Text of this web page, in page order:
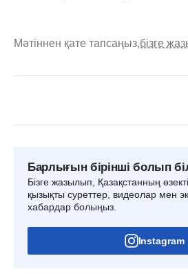
Мәтіннен қате тапсаңыз,бізге
Барлығын бірінші болып
Бізге жазылып, Қазақстанның
қызықты суреттер, видеолар мен
хабардар болыңыз.
Instagram